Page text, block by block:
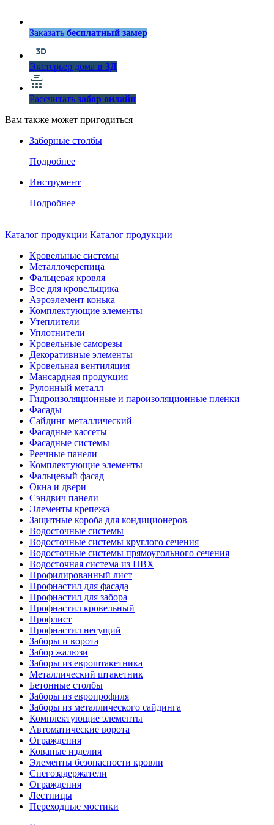
Заказать бесплатный замер
Экстерьер дома в 3Д
Рассчитать забор онлайн
Вам также может пригодиться
Заборные столбы
Подробнее
Инструмент
Подробнее
Каталог продукции Каталог продукции
Кровельные системы
Металлочерепица
Фальцевая кровля
Все для кровельщика
Аэроэлемент конька
Комплектующие элементы
Утеплители
Уплотнители
Кровельные саморезы
Декоративные элементы
Кровельная вентиляция
Мансардная продукция
Рулонный металл
Гидроизоляционные и пароизоляционные пленки
Фасады
Сайдинг металлический
Фасадные кассеты
Фасадные системы
Реечные панели
Комплектующие элементы
Фальцевый фасад
Окна и двери
Сэндвич панели
Элементы крепежа
Защитные короба для кондиционеров
Водосточные системы
Водосточные системы круглого сечения
Водосточные системы прямоугольного сечения
Водосточная система из ПВХ
Профилированный лист
Профнастил для фасада
Профнастил для забора
Профнастил кровельный
Профлист
Профнастил несущий
Заборы и ворота
Забор жалюзи
Заборы из евроштакетника
Металлический штакетник
Бетонные столбы
Заборы из европрофиля
Заборы из металлического сайдинга
Комплектующие элементы
Автоматические ворота
Ограждения
Кованые изделия
Элементы безопасности кровли
Снегозадержатели
Ограждения
Лестницы
Переходные мостики